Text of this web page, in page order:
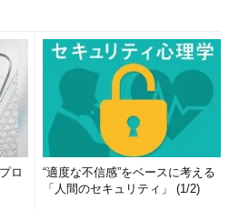
ロ
“適度な不信感”をベースに考える
「人間のセキュリティ」 (1/2)